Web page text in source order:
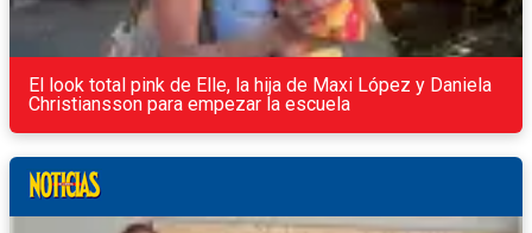
El look total pink de Elle, la hija de Maxi López y Daniela
Christiansson para empezar la escuela